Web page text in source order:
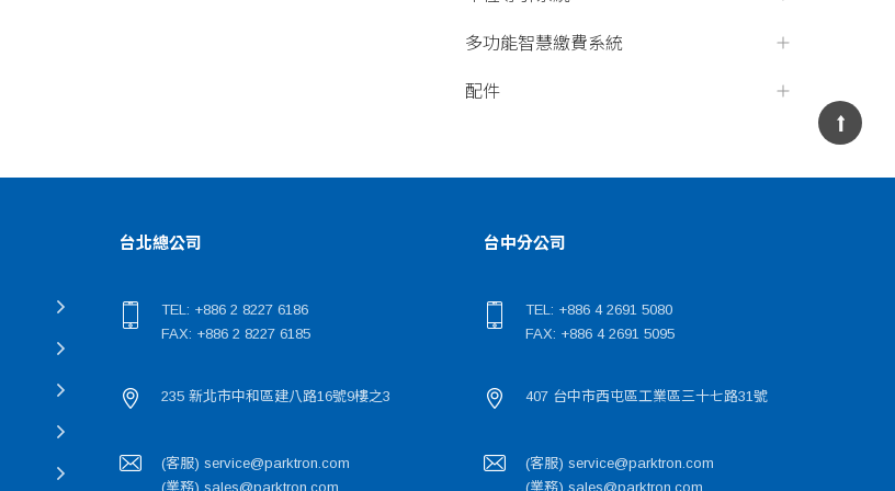
多功能智慧繳費系統
配件
台北總公司
TEL: +886 2 8227 6186
FAX: +886 2 8227 6185
235 新北市中和區建八路16號9樓之3
(客服) service@parktron.com
(業務) sales@parktron.com
台中分公司
TEL: +886 4 2691 5080
FAX: +886 4 2691 5095
407 台中市西屯區工業區三十七路31號
(客服) service@parktron.com
(業務) sales@parktron.com